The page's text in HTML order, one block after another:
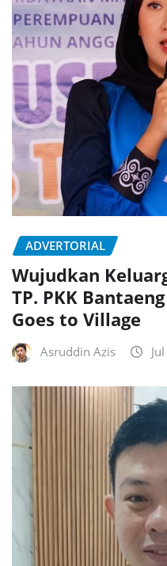
ADVERTORIAL
Wujudkan
TP. PKK
Goes to Village
Asruddin Azis